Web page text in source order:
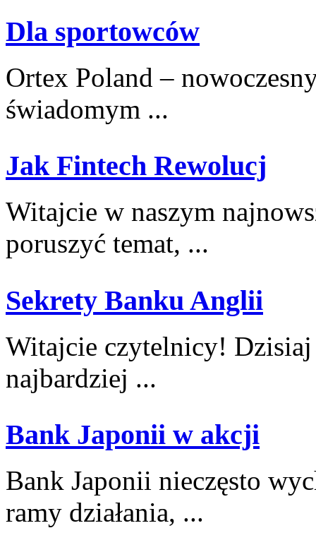
Dla sportowców
Ortex Poland –
świadomym ...
Jak Fintech Rewolucj
Witajcie w naszym
poruszyć ⁣temat, ...
Sekrety Banku Anglii
Witajcie czytelnicy!
najbardziej ...
Bank Japonii w akcji
Bank Japonii⁣ nieczęsto
ramy‍ działania, ...